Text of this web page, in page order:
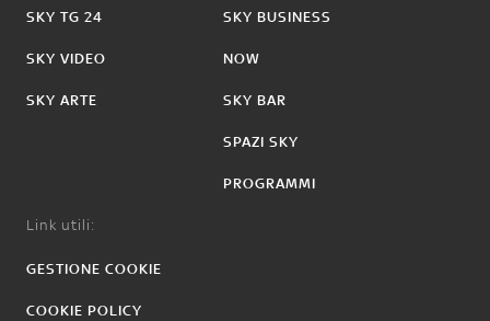
SKY TG 24
SKY VIDEO
SKY ARTE
SKY BUSINESS
NOW
SKY BAR
SPAZI SKY
PROGRAMMI
Link utili:
GESTIONE COOKIE
COOKIE POLICY